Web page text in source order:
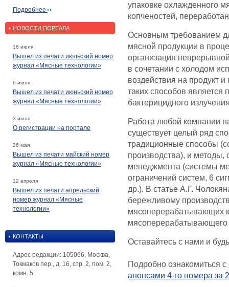
Подробнее
НОВОСТИ ПОРТАЛА
16 июля
Вышел из печати июльский номер
журнал «Мясные технологии»
6 июля
Вышел из печати июньский номер
журнал «Мясные технологии»
3 июля
О регистрации на портале
26 мая
Вышел из печати майский номер
журнал «Мясные технологии»
12 апреля
Вышел из печати апрельский
номер журнал «Мясные
технологии»
КОНТАКТЫ
Адрес редакции: 105066, Москва,
Токмаков пер., д. 16, стр. 2, пом. 2,
комн. 5
упаковке охлажденного
копченостей,
Основным требованием
мясной продукции в
организация
в сочетании с холодом
воздействия на продукт
таких способов является
бактерицидного
Работа любой компании
существует целый ряд
традиционные способы
производства), и
менеджмента (системы
ограничений систем, 6
др.). В статье А.Г.
бережливому
мясоперерабатывающих
мясоперерабатывающего
Оставайтесь с нами и
Подробно ознакомиться с
анонсами 4-го номера за